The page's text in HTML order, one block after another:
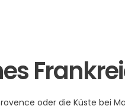
oder die Küste bei